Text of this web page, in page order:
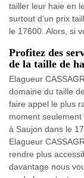
tailler leur haie en
surtout d’un prix
le 17600. Alors, si
Profitez des
de la taille de
Elagueur
domaine du taille
faire appel le plus
moment
à Saujon dans le
Elagueur
rendre plus
davantage nous